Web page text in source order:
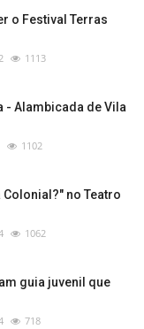
o Festival Terras
1113
- Alambicada de Vila
1102
no Teatro
1062
guia juvenil que
718